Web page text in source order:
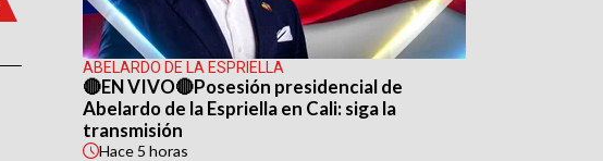
ABELARDO DE LA ESPRIELLA
🔴EN VIVO🔴Posesión presidencial de
Abelardo de la Espriella en Cali: siga la
transmisión
Hace 5 horas